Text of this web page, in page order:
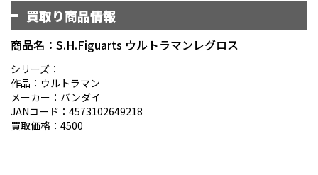
イベント情報
宅配買取のご案内
DELIVERY PURCHASE
買取お申し込み
ASSESSMENT
買取り商品情報
商品名：S.H.Figuarts ウルトラマンレグロス
シリーズ：
作品：ウルトラマン
メーカー：バンダイ
JANコード：4573102649218
買取価格：4500